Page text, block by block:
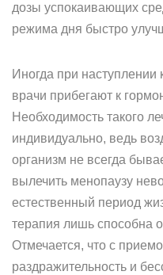
дозы успокаивающих
режима дня быстро
Иногда при наступлении
врачи прибегают к
Необходимость такого
индивидуально, ведь
организм не всегда
вылечить менопаузу
естественный период
терапия лишь способна
Отмечается, что с
раздражительность и